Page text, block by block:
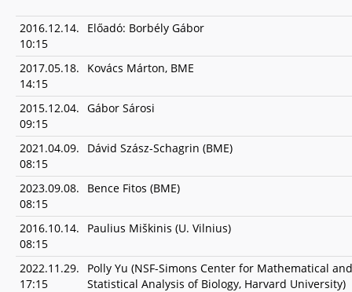
2016.12.14.
10:15
Előadó: Borbély Gábor
2017.05.18.
14:15
Kovács Márton, BME
2015.12.04.
09:15
Gábor Sárosi
2021.04.09.
08:15
Dávid Szász-Schagrin (BME)
2023.09.08.
08:15
Bence Fitos (BME)
2016.10.14.
08:15
Paulius Miškinis (U. Vilnius)
2022.11.29.
17:15
Polly Yu (NSF-Simons Center for Mathematical and
Statistical Analysis of Biology, Harvard University)